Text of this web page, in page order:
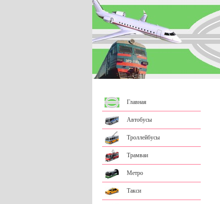
Главная
Автобусы
Троллейбусы
Трамваи
Метро
Такси